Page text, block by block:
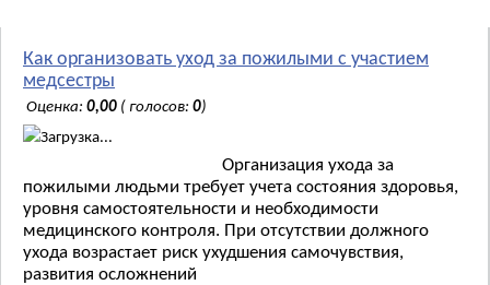
Как организовать уход за пожилыми с участием
медсестры
Оценка: 0,00 ( голосов: 0)
Загрузка...
Организация ухода за
пожилыми людьми требует учета состояния здоровья,
уровня самостоятельности и необходимости
медицинского контроля. При отсутствии должного
ухода возрастает риск ухудшения самочувствия,
развития осложнений